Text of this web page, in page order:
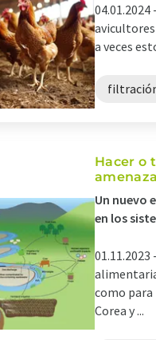
04.01.2024 -
a veces
Hacer o
Un nuevo
en los
01.11.2023 -
como para
Corea y ...